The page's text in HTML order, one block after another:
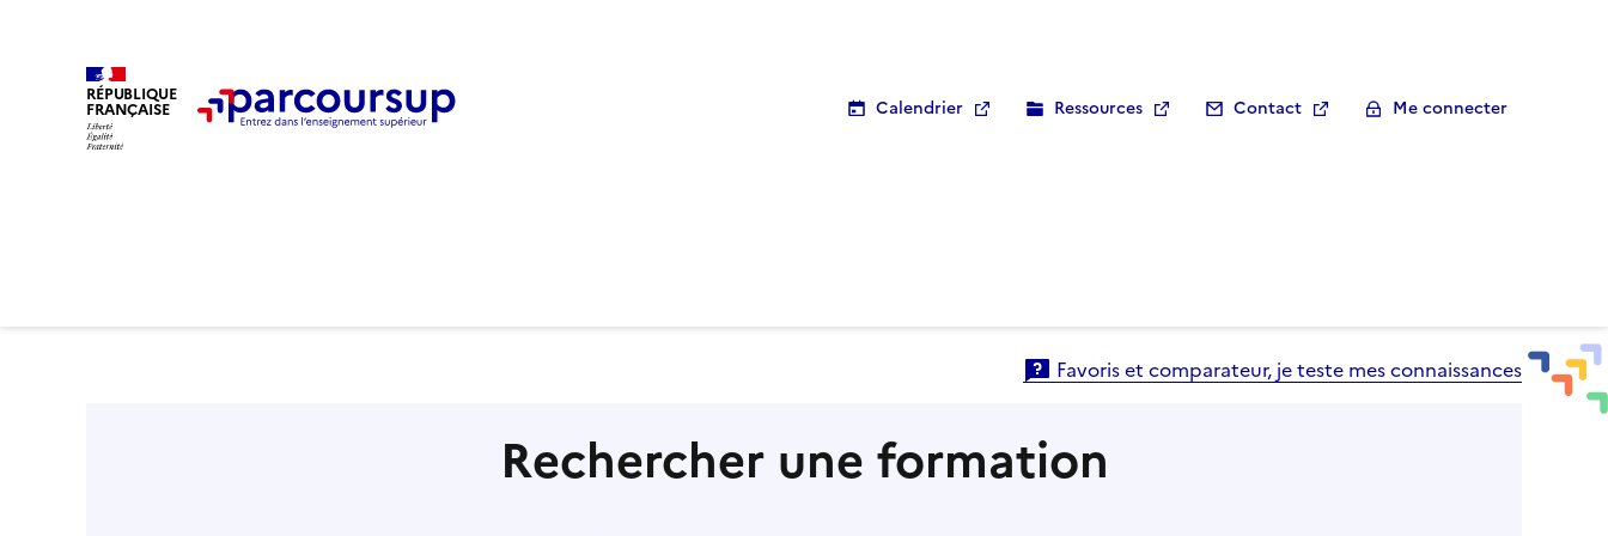
RÉPUBLIQUE
FRANÇAISE Calendrier Ressources Contact Me connecter
Favoris et comparateur, je teste mes connaissances
Rechercher une formation